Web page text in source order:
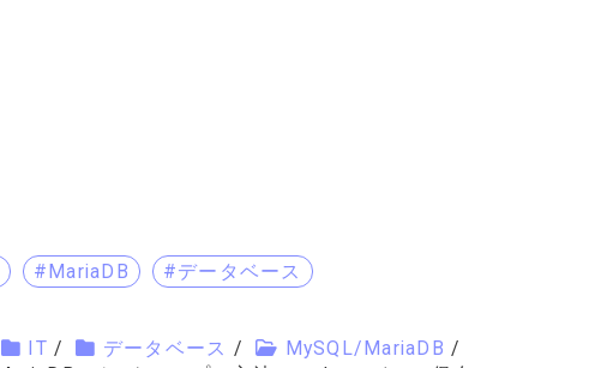
#MariaDB #データベース
IT / データベース / MySQL/MariaDB /